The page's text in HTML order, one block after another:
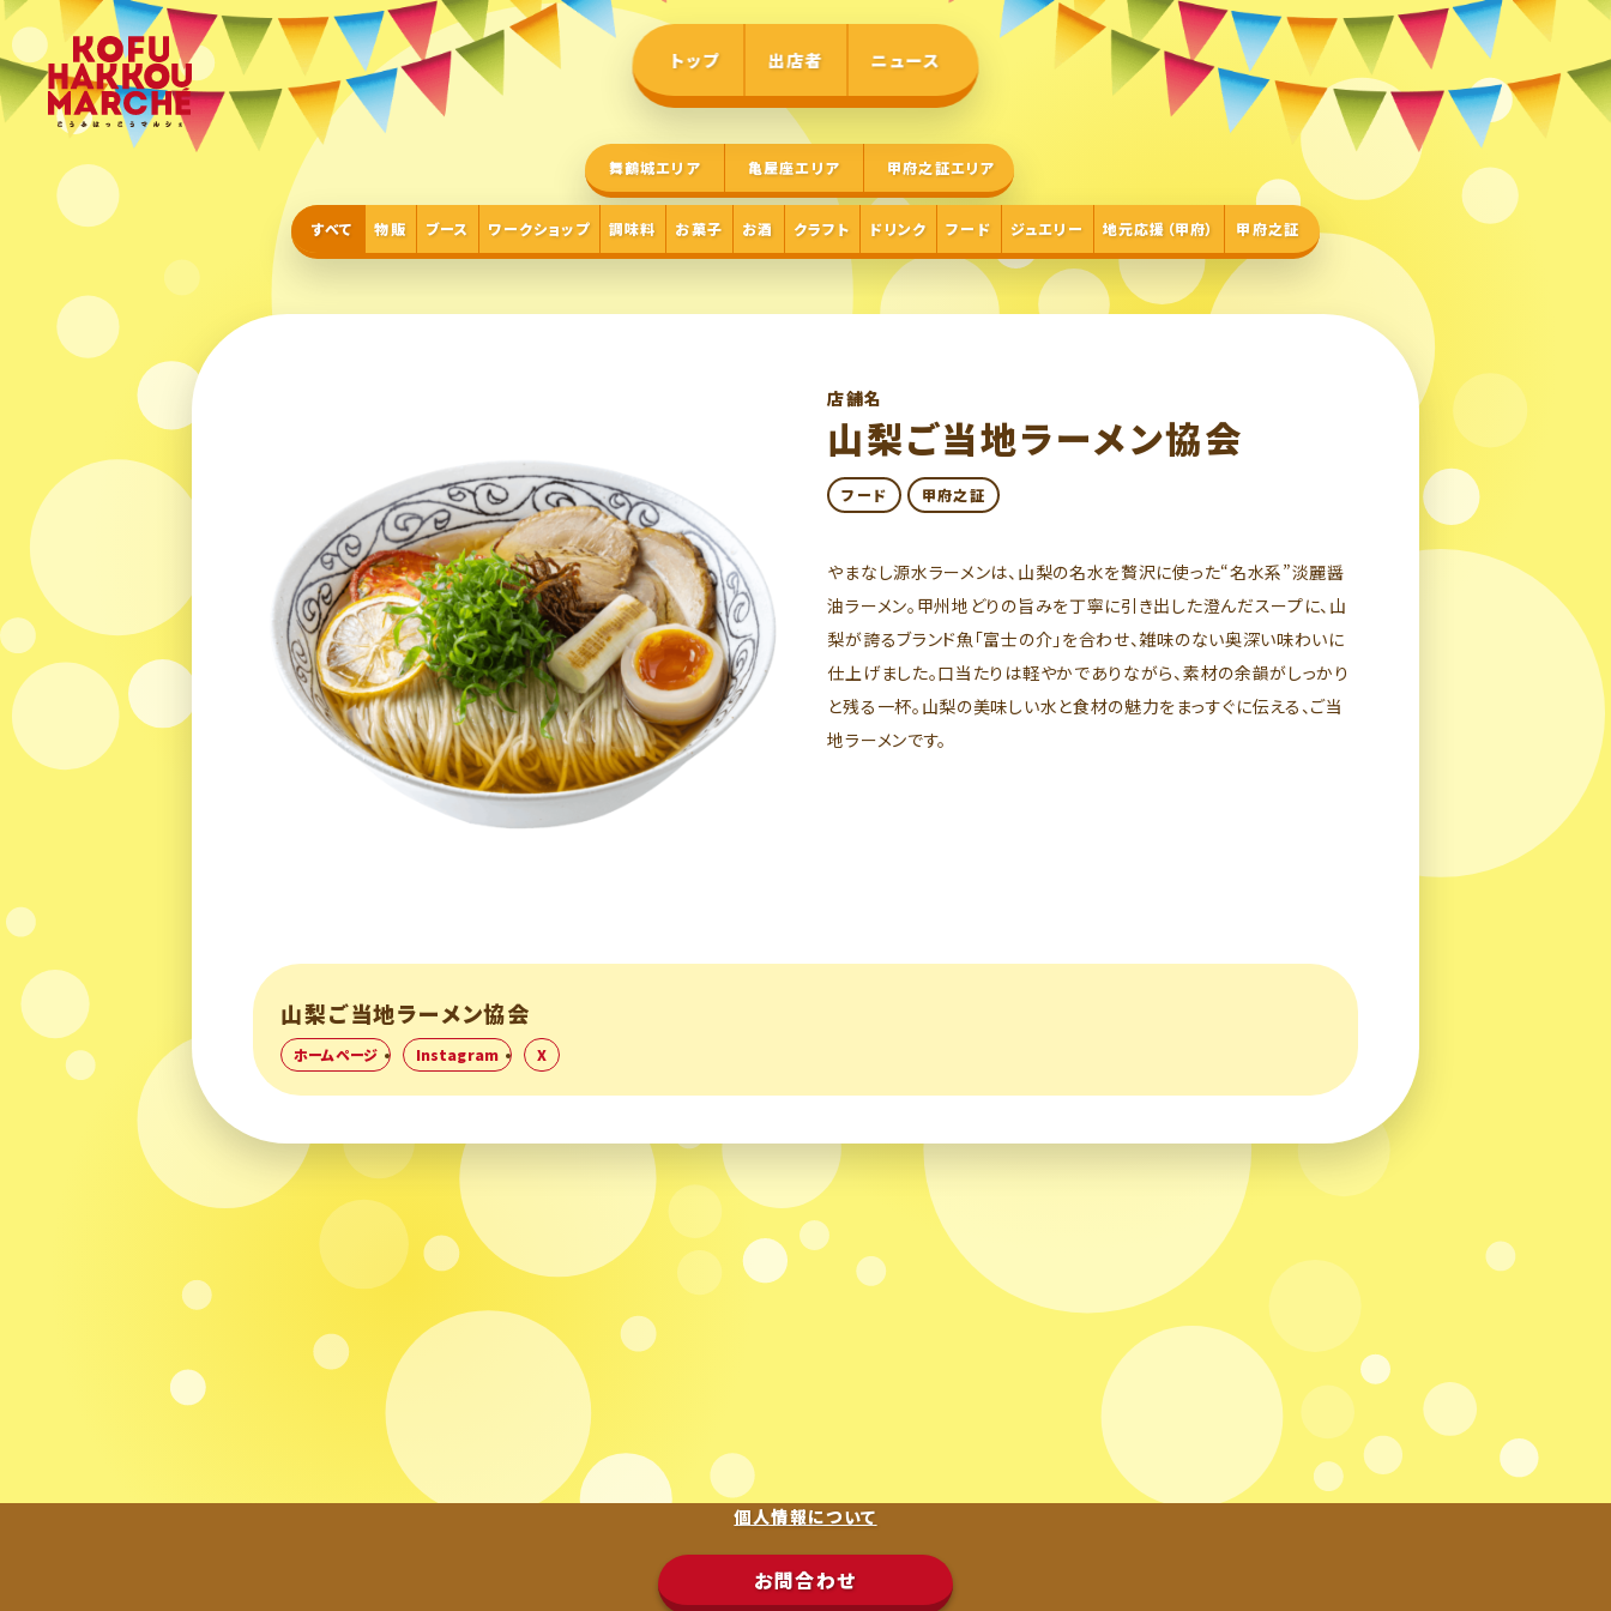
トップ 出店者 ニュース
舞鶴城エリア 亀屋座エリア 甲府之証エリア
すべて 物販 ブース ワークショップ 調味料 お菓子 お酒 クラフト ドリンク フード ジュエリー 地元応援（甲府） 甲府之証
店舗名
山梨ご当地ラーメン協会
フード 甲府之証
やまなし源水ラーメンは、山梨の名水を贅沢に使った“名水系”淡麗醤
油ラーメン。甲州地どりの旨みを丁寧に引き出した澄んだスープに、山
梨が誇るブランド魚「富士の介」を合わせ、雑味のない奥深い味わいに
仕上げました。口当たりは軽やかでありながら、素材の余韻がしっかり
と残る一杯。山梨の美味しい水と食材の魅力をまっすぐに伝える、ご当
地ラーメンです。
山梨ご当地ラーメン協会
ホームページ Instagram X
個人情報について
お問合わせ